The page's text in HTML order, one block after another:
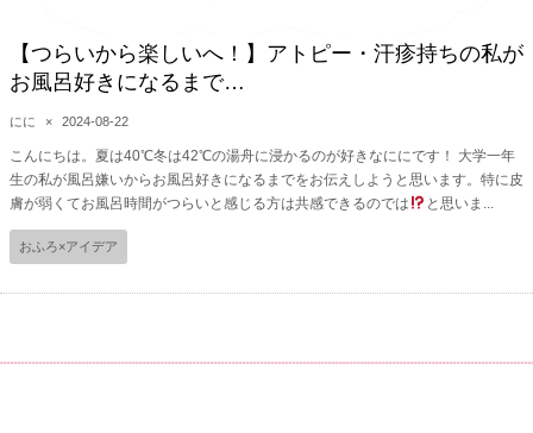
【つらいから楽しいへ！】アトピー・汗疹持ちの私が
お風呂好きになるまで…
にに × 2024-08-22
こんにちは。夏は40℃冬は42℃の湯舟に浸かるのが好きなににです！ 大学一年
生の私が風呂嫌いからお風呂好きになるまでをお伝えしようと思います。特に皮
膚が弱くてお風呂時間がつらいと感じる方は共感できるのでは
と思いま...
おふろ×アイデア